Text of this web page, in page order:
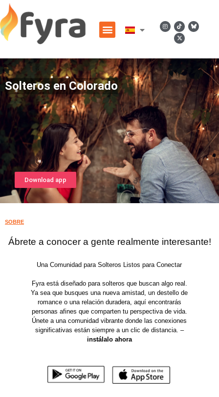
Solteros en Colorado
Download app
SOBRE
Ábrete a conocer a gente realmente interesante!
Una Comunidad para Solteros Listos para Conectar
Fyra está diseñado para solteros que buscan algo real.
Ya sea que busques una nueva amistad, un destello de
romance o una relación duradera, aquí encontrarás
personas afines que comparten tu perspectiva de vida.
Únete a una comunidad vibrante donde las conexiones
significativas están siempre a un clic de distancia. –
instálalo ahora